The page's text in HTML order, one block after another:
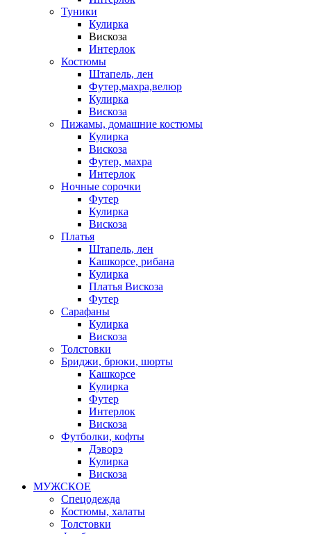
Туники
Кулирка
Вискоза
Интерлок
Костюмы
Штапель, лен
Футер,махра,велюр
Кулирка
Вискоза
Пижамы, домашние костюмы
Кулирка
Вискоза
Футер, махра
Интерлок
Ночные сорочки
Футер
Кулирка
Вискоза
Платья
Штапель, лен
Кашкорсе, рибана
Кулирка
Платья Вискоза
Футер
Сарафаны
Кулирка
Вискоза
Толстовки
Бриджи, брюки, шорты
Кашкорсе
Кулирка
Футер
Интерлок
Вискоза
Футболки, кофты
Дэворэ
Кулирка
Вискоза
МУЖСКОЕ
Спецодежда
Костюмы, халаты
Толстовки